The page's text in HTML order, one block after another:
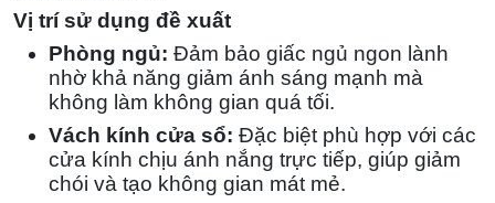
Vị trí sử dụng đề xuất
Phòng ngủ: Đảm bảo giấc ngủ ngon lành
nhờ khả năng giảm ánh sáng mạnh mà
không làm không gian quá tối.
Vách kính cửa sổ: Đặc biệt phù hợp với các
cửa kính chịu ánh nắng trực tiếp, giúp giảm
chói và tạo không gian mát mẻ.